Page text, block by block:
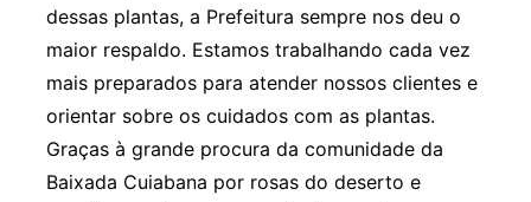
dessas plantas, a Prefeitura sempre nos deu o
maior respaldo. Estamos trabalhando cada vez
mais preparados para atender nossos clientes e
orientar sobre os cuidados com as plantas.
Graças à grande procura da comunidade da
Baixada Cuiabana por rosas do deserto e